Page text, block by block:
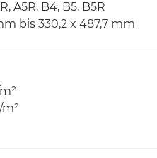
A5R, B4, B5, B5R
bis 330,2 x 487,7 mm